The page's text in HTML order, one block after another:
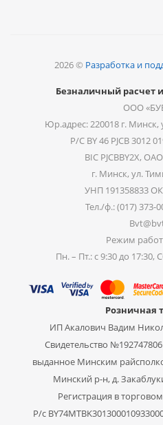
2026 © Разработка и
Безналичный расчет
ООО
Юр.адрес: 220018 г. Минск,
Р/С BY 46 PJCB 3012
BIC PJCBBY2X,
г. Минск, ул.
УНП 191358833
Тел./ф.: (017) 373-
Режим
Пн. – Пт.: с 9:30 до
Розничная
ИП Акалович Вадим
Свидетельство №192747806
выданное Минским
Минский р-н, д.
Регистрация в
Р/с